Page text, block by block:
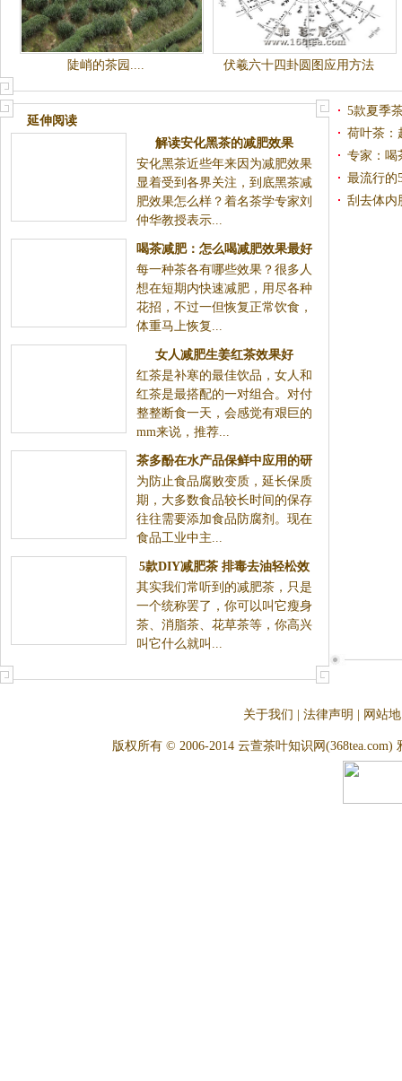
陡峭的茶园.... 伏羲六十四卦圆图应用方法
延伸阅读
解读安化黑茶的减肥效果
安化黑茶近些年来因为减肥效果
显着受到各界关注，到底黑茶减
肥效果怎么样？着名茶学专家刘
仲华教授表示...
喝茶减肥：怎么喝减肥效果最好
是关键
每一种茶各有哪些效果？很多人
想在短期内快速减肥，用尽各种
花招，不过一但恢复正常饮食，
体重马上恢复...
女人减肥生姜红茶效果好
红茶是补寒的最佳饮品，女人和
红茶是最搭配的一对组合。对付
整整断食一天，会感觉有艰巨的
mm来说，推荐...
茶多酚在水产品保鲜中应用的研
究进展
为防止食品腐败变质，延长保质
期，大多数食品较长时间的保存
往往需要添加食品防腐剂。现在
食品工业中主...
5款DIY减肥茶 排毒去油轻松效
果好
其实我们常听到的减肥茶，只是
一个统称罢了，你可以叫它瘦身
茶、消脂茶、花草茶等，你高兴
叫它什么就叫...
5款夏季
荷叶茶：
专家：喝
最流行的
刮去体内
关于我们 法律声明 网站
版权所有 © 2006-2014 云萱茶叶知识网